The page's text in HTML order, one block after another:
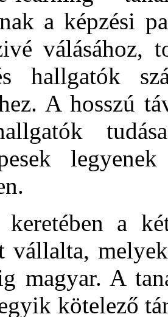
a képzési
válásához,
hallgatók
A hosszú
a
vállalta,
magyar. A
kötelező